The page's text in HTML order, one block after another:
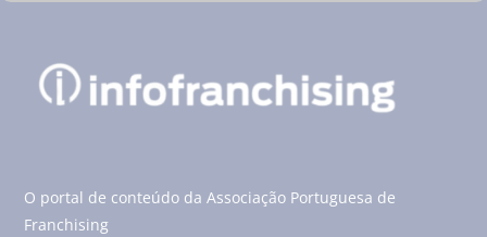
O portal de conteúdo da Associação Portuguesa de
Franchising